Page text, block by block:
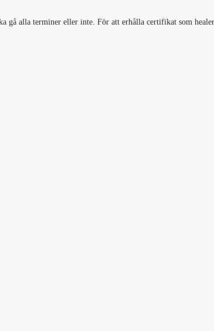
alla terminer eller inte. För att erhålla certifikat som